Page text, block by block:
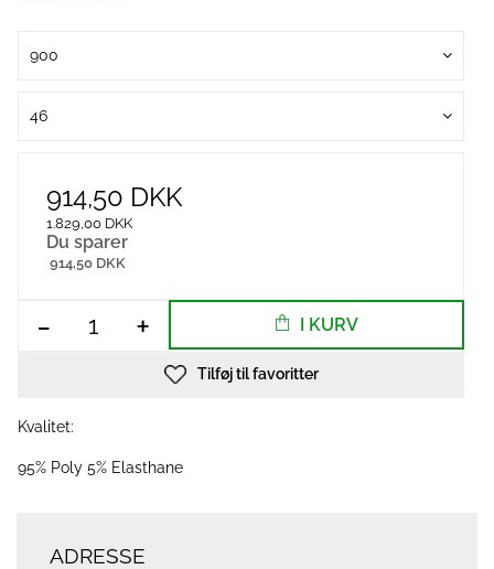
900
46
914,50 DKK
1.829,00 DKK
Du sparer
914,50 DKK
- + I KURV
Tilføj til favoritter
Kvalitet:
95% Poly 5% Elasthane
ADRESSE